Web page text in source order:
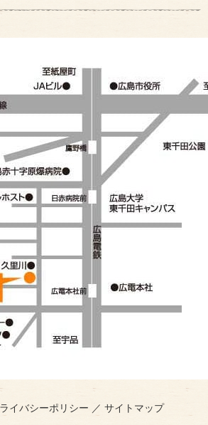
イバシーポリシー ／ サイトマップ